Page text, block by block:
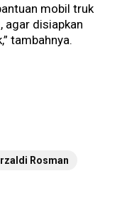
mobil truk
agar disiapkan
tambahnya.
Rosman